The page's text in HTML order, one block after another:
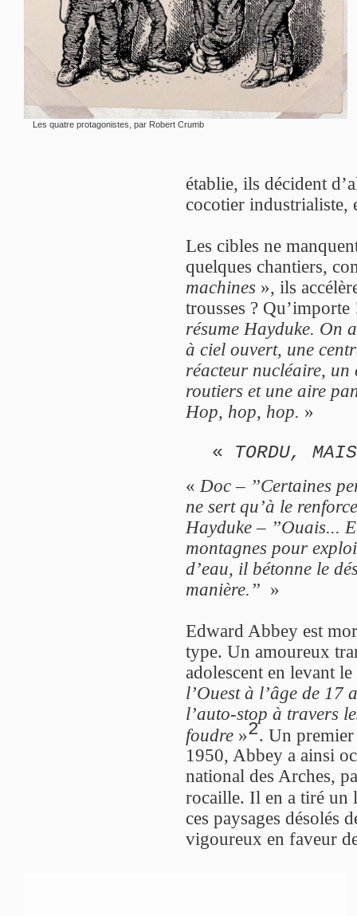
Les quatre protagonistes, par Robert Crumb
établie, ils décident
cocotier industrialiste,
Les cibles ne
quelques chantiers,
machines », ils
trousses ?
résume Hayduke. On
à ciel ouvert, une
réacteur nucléaire,
routiers et une aire
Hop, hop, hop. »
« TORDU,
« Doc – ’’Certaines
ne sert qu’à le
Hayduke – ’’Ouais...
montagnes pour
d’eau, il bétonne le
manière.’’ »
Edward Abbey est
type. Un amoureux
adolescent en levant
l’Ouest à l’âge de 17
l’auto-stop à travers
foudre »2. Un
1950, Abbey a ainsi
national des Arches,
rocaille. Il en a tiré
ces paysages désolés
vigoureux en faveur